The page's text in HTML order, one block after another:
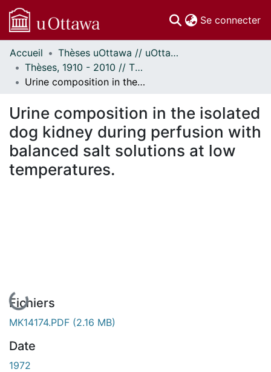
Se connecter
Communautés
et collections
Parcourir
À propos
Accueil
Thèses uOttawa // uOttawa Theses
Thèses, 1910 - 2010 // Theses, 1910 - 2010
Urine composition in the isolated dog kidney during perfusion with balanced salt solutions at low temperatures.
Urine composition in the isolated
dog kidney during perfusion with
balanced salt solutions at low
temperatures.
En cours de chargement...
Fichiers
MK14174.PDF (2.16 MB)
Date
1972